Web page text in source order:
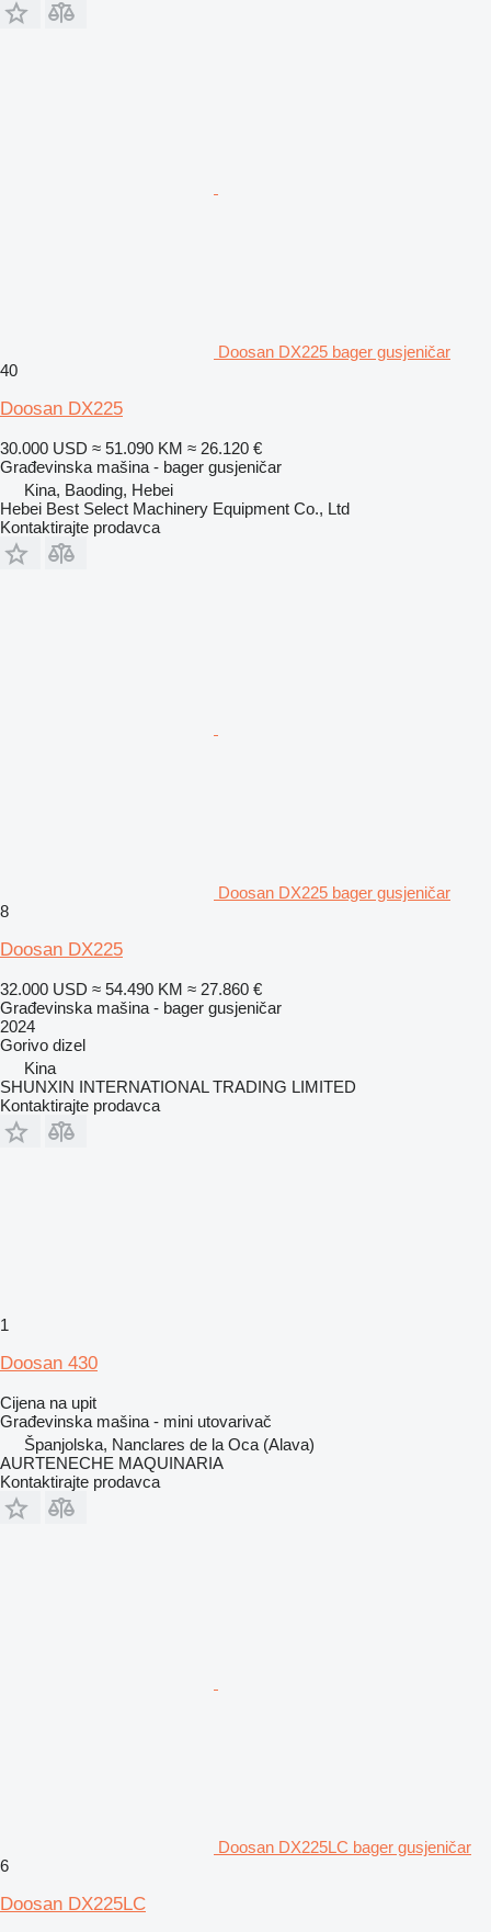
Doosan DX225 bager gusjeničar
40
Doosan DX225
30.000 USD ≈ 51.090 KM ≈ 26.120 €
Građevinska mašina - bager gusjeničar
Kina, Baoding, Hebei
Hebei Best Select Machinery Equipment Co., Ltd
Kontaktirajte prodavca
Doosan DX225 bager gusjeničar
8
Doosan DX225
32.000 USD ≈ 54.490 KM ≈ 27.860 €
Građevinska mašina - bager gusjeničar
2024
Gorivo dizel
Kina
SHUNXIN INTERNATIONAL TRADING LIMITED
Kontaktirajte prodavca
1
Doosan 430
Cijena na upit
Građevinska mašina - mini utovarivač
Španjolska, Nanclares de la Oca (Alava)
AURTENECHE MAQUINARIA
Kontaktirajte prodavca
Doosan DX225LC bager gusjeničar
6
Doosan DX225LC